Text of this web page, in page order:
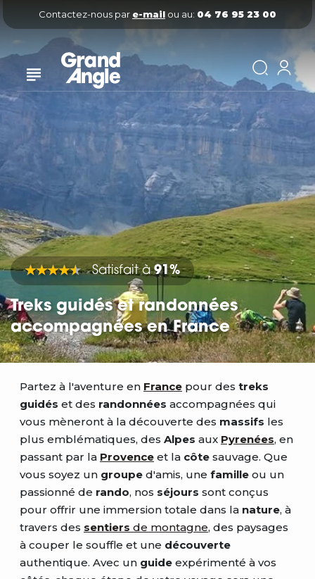
Contactez-nous par e-mail ou au: 04 76 95 23 00
Satisfait à91%
Treks guidés et randonnées
accompagnées en France
Partez à l'aventure en France pour des treks
guidés et des randonnées accompagnées qui
vous mèneront à la découverte des massifs les
plus emblématiques, des Alpes aux Pyrenées, en
passant par la Provence et la côte sauvage. Que
vous soyez un groupe d'amis, une famille ou un
passionné de rando, nos séjours sont conçus
pour offrir une immersion totale dans la nature, à
travers des sentiers de montagne, des paysages
à couper le souffle et une découverte
authentique. Avec un guide expérimenté à vos